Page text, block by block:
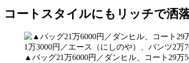
コートスタイルにもリッチで洒
▲バッグ21万6000円／ダンヒル、コート29